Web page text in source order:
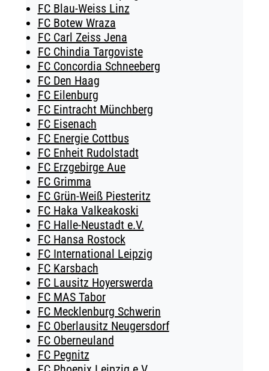
FC Blau-Weiss Linz
FC Botew Wraza
FC Carl Zeiss Jena
FC Chindia Targoviste
FC Concordia Schneeberg
FC Den Haag
FC Eilenburg
FC Eintracht Münchberg
FC Eisenach
FC Energie Cottbus
FC Enheit Rudolstadt
FC Erzgebirge Aue
FC Grimma
FC Grün-Weiß Piesteritz
FC Haka Valkeakoski
FC Halle-Neustadt e.V.
FC Hansa Rostock
FC International Leipzig
FC Karsbach
FC Lausitz Hoyerswerda
FC MAS Tabor
FC Mecklenburg Schwerin
FC Oberlausitz Neugersdorf
FC Oberneuland
FC Pegnitz